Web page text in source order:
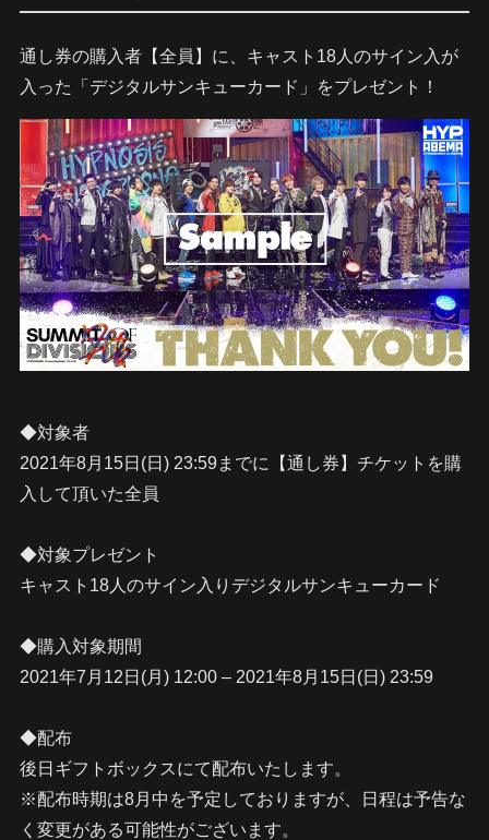
通し券の購入者【全員】に、キャスト18人のサイン入が
入った「デジタルサンキューカード」をプレゼント！
◆対象者
2021年8月15日(日) 23:59までに【通し券】チケットを購
入して頂いた全員
◆対象プレゼント
キャスト18人のサイン入りデジタルサンキューカード
◆購入対象期間
2021年7月12日(月) 12:00 – 2021年8月15日(日) 23:59
◆配布
後日ギフトボックスにて配布いたします。
※配布時期は8月中を予定しておりますが、日程は予告な
く変更がある可能性がございます。